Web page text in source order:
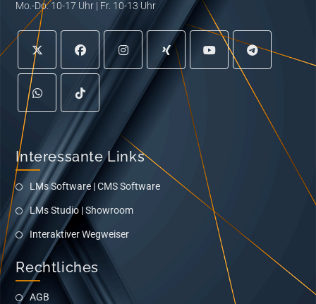
Mo.-Do. 10-17 Uhr | Fr. 10-13 Uhr
Interessante Links
LMs Software | CMS Software
LMs Studio | Showroom
Interaktiver Wegweiser
Rechtliches
AGB